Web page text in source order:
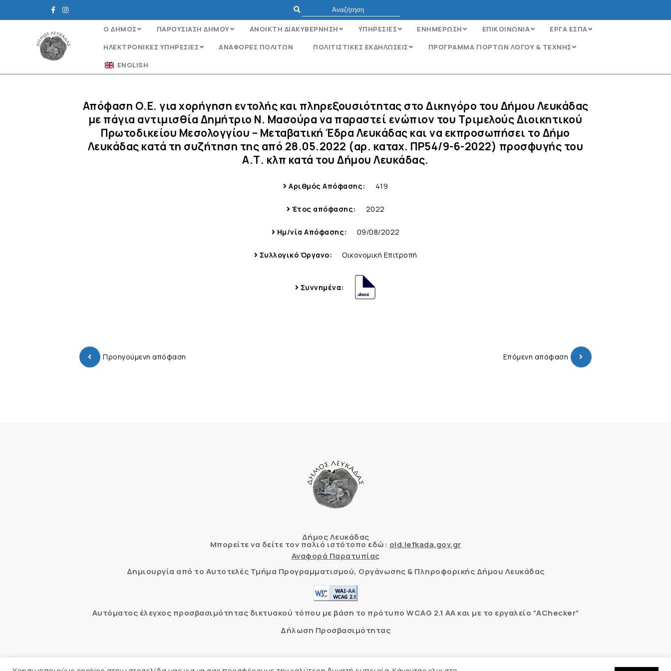
Ο ΔΗΜΟΣ ΠΑΡΟΥΣΙΑΣΗ ΔΗΜΟΥ ΑΝΟΙΚΤΗ ΔΙΑΚΥΒΕΡΝΗΣΗ ΥΠΗΡΕΣΙΕΣ ΕΝΗΜΕΡΩΣΗ ΕΠΙΚΟΙΝΩΝΙΑ
ΕΡΓΑ ΕΣΠΑ
ΗΛΕΚΤΡΟΝΙΚΈΣ ΥΠΗΡΕΣΊΕΣ
ΑΝΑΦΟΡΈΣ ΠΟΛΙΤΏΝ ΠΟΛΙΤΙΣΤΙΚΕΣ ΕΚΔΗΛΩΣΕΙΣ
ΠΡΟΓΡΑΜΜΑ ΓΙΟΡΤΩΝ ΛΟΓΟΥ & ΤΕΧΝΗΣ
ENGLISH
Απόφαση Ο.Ε. για χορήγηση εντολής και πληρεξουσιότητας στο Δικηγόρο του Δήμου Λευκάδας
με πάγια αντιμισθία Δημήτριο Ν. Μασούρα να παραστεί ενώπιον του Τριμελούς Διοικητικού
Πρωτοδικείου Μεσολογγίου – Μεταβατική Έδρα Λευκάδας και να εκπροσωπήσει το Δήμο
Λευκάδας κατά τη συζήτηση της από 28.05.2022 (αρ. καταχ. ΠΡ54/9-6-2022) προσφυγής του
Α.Τ. κλπ κατά του Δήμου Λευκάδας.
Αριθμός Απόφασης: 419
Έτος απόφασης: 2022
Ημ/νία Απόφασης: 09/08/2022
Συλλογικό Όργανο: Οικονομική Επιτροπή
Συννημένα:
Προηγούμενη απόφαση Επόμενη απόφαση
Δήμος Λευκάδας
Μπορείτε να δείτε τον παλιό ιστότοπο εδώ: old.lefkada.gov.gr
Αναφορά Παρατυπίας
Δημιουργία από το Αυτοτελές Τμήμα Προγραμματισμού, Οργάνωσης & Πληροφορικής Δήμου Λευκάδας
Αυτόματος έλεγχος προσβασιμότητας δικτυακού τόπου με βάση το πρότυπο WCAG 2.1 AA και με το εργαλείο “AChecker”
Δήλωση Προσβασιμότητας